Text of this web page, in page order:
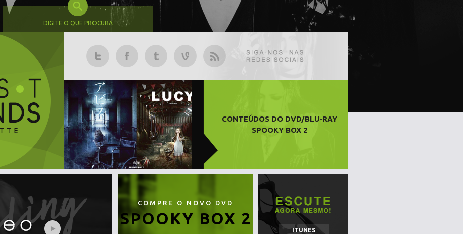
DIGITE O QUE PROCURA
CONTEÚDOS DO DVD/BLU-RAY
SPOOKY BOX 2
COMPRE O NOVO DVD
SPOOKY BOX 2
ITUNES